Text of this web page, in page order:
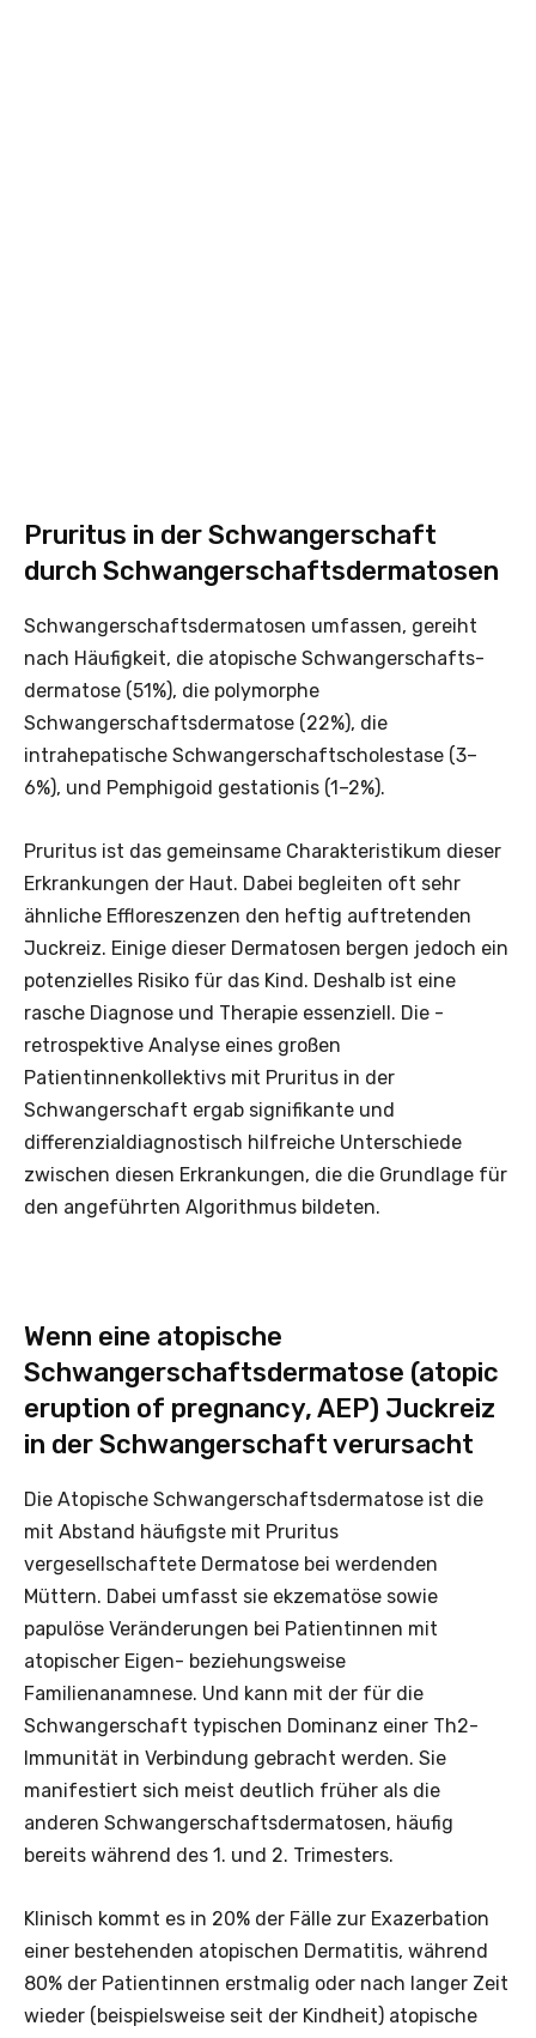
Pruritus in der Schwangerschaft
durch Schwangerschaftsdermatosen
Schwangerschaftsdermatosen umfassen, gereiht
nach Häufigkeit, die atopische Schwangerschafts­
der­matose (51%), die polymorphe
Schwangerschaftsdermatose (22%), die
intrahepatische Schwangerschaftscholestase (3–
6%), und Pemphigoid gestationis (1–2%).
Pruritus ist das gemeinsame Charakteristikum dieser
Erkrankungen der Haut. Dabei begleiten oft sehr
ähnliche Effloreszenzen den heftig auftretenden
Juckreiz. Einige dieser Dermatosen bergen jedoch ein
potenzielles Risiko für das Kind. Deshalb ist eine
rasche Diagnose und Therapie essenziell. Die ­
retrospektive Analyse eines großen
Patientinnenkollektivs mit Pruritus in der
Schwangerschaft ergab signifikante und
differenzialdiagnostisch hilfreiche Unterschiede
zwischen diesen Erkrankungen, die die Grundlage für
den angeführten Algorithmus bildeten.
Wenn eine atopische
Schwangerschaftsdermatose (atopic
eruption of pregnancy, AEP) Juckreiz
in der Schwangerschaft verursacht
Die Atopische Schwangerschaftsdermatose ist die
mit Abstand häufigste mit Pruritus
vergesellschaftete Dermatose bei werdenden
Müttern. Dabei umfasst sie ekzematöse sowie
papulöse Veränderungen bei Patientinnen mit
atopischer Eigen- beziehungsweise
Familienanamnese. Und kann mit der für die
Schwangerschaft typischen Dominanz einer Th2-
Immunität in Verbindung gebracht werden. Sie
manifestiert sich meist deutlich früher als die
anderen Schwangerschaftsdermatosen, häufig
bereits während des 1. und 2. Trimesters.
Klinisch kommt es in 20% der Fälle zur Exazerbation
einer ­bestehenden atopischen Dermatitis, während
80% der Patientinnen erstmalig oder nach langer Zeit
wieder (beispielsweise seit der Kindheit) atopische